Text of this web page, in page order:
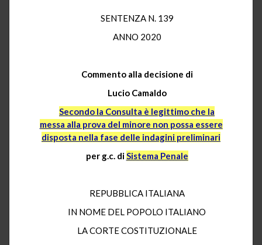
SENTENZA N. 139
ANNO 2020
Commento alla decisione di
Lucio Camaldo
Secondo la Consulta è legittimo che la
messa alla prova del minore non possa essere
disposta nella fase delle indagini preliminari
per g.c. diSistema Penale
REPUBBLICA ITALIANA
IN NOME DEL POPOLO ITALIANO
LA CORTE COSTITUZIONALE